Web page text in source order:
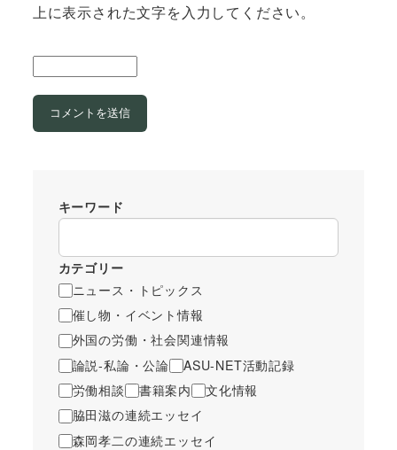
上に表示された文字を入力してください。
キーワード
カテゴリー
ニュース・トピックス
催し物・イベント情報
外国の労働・社会関連情報
論説-私論・公論
ASU-NET活動記録
労働相談
書籍案内
文化情報
脇田滋の連続エッセイ
森岡孝二の連続エッセイ